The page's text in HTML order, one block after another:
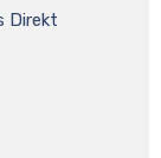
Direkt